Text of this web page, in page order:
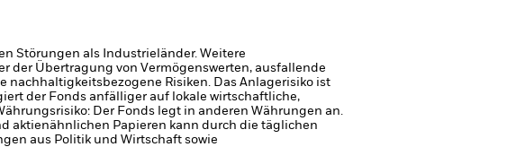
Störungen als Industrieländer. Weitere
der Übertragung von Vermögenswerten, ausfallende
nachhaltigkeitsbezogene Risiken. Das Anlagerisiko ist
der Fonds anfälliger auf lokale wirtschaftliche,
Der Fonds legt in anderen Währungen an.
aktienähnlichen Papieren kann durch die täglichen
aus Politik und Wirtschaft sowie